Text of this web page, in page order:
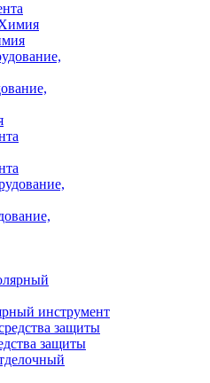
инструмент
защиты